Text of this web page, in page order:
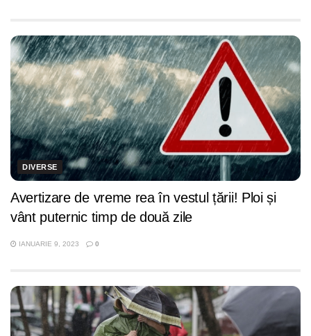
DIVERSE
Avertizare de vreme rea în vestul țării! Ploi și
vânt puternic timp de două zile
IANUARIE 9, 2023 0